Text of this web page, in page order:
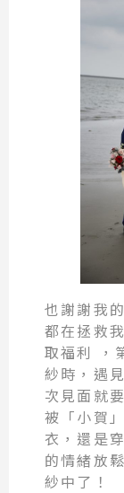
也謝謝我
都在拯救
取福利 ，
紗時，遇
次見面就
被「小賀
衣，還是
的情緒放
紗中了！